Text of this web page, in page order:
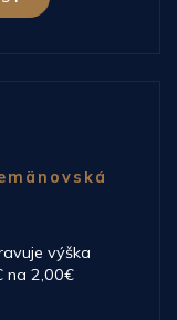
výška
na 2,00€